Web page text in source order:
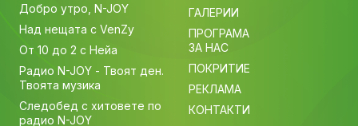
Добро утро, N-JOY
Над нещата с VenZy
От 10 до 2 с Нейа
Радио N-JOY - Твоят ден.
Твоята музика
Следобед с хитовете по
радио N-JOY
ГАЛЕРИИ
ПРОГРАМА
ЗА НАС
ПОКРИТИЕ
РЕКЛАМА
КОНТАКТИ